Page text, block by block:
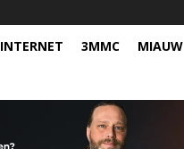
INTERNET 3MMC MIAUW